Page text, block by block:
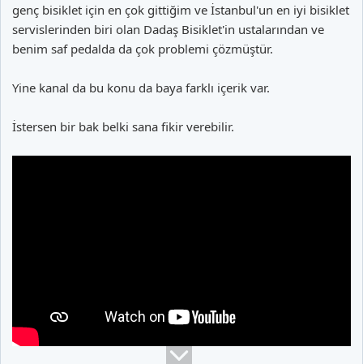
genç bisiklet için en çok gittiğim ve İstanbul'un en iyi bisiklet
servislerinden biri olan Dadaş Bisiklet'in ustalarından ve
benim saf pedalda da çok problemi çözmüştür.
Yine kanal da bu konu da baya farklı içerik var.
İstersen bir bak belki sana fikir verebilir.